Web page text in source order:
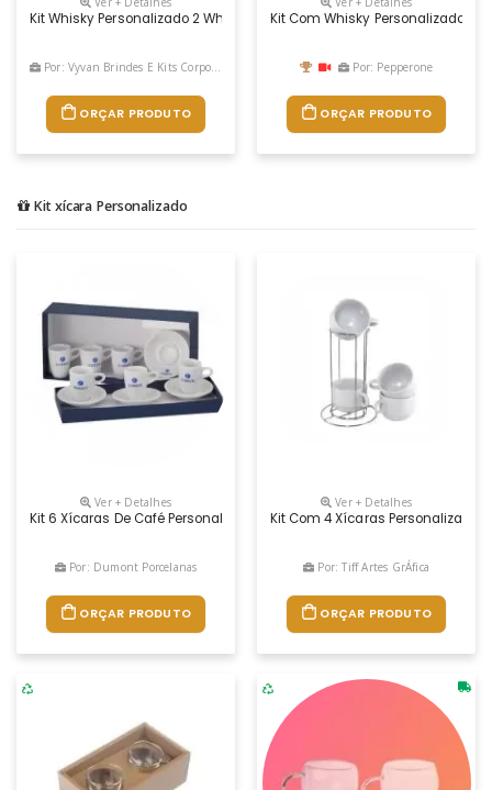
Kit Whisky Personalizado 2 Whiskey Jack Daniel´s 50 Ml 1 Coca Cola
Por: Vyvan Brindes E Kits Corporativos
ORÇAR PRODUTO
Kit Com Whisky Personalizado
Por: Pepperone
ORÇAR PRODUTO
Kit xícara Personalizado
Ver + Detalhes
Kit 6 Xícaras De Café Personalizada Com Caixa Forrada
Por: Dumont Porcelanas
ORÇAR PRODUTO
Ver + Detalhes
Kit Com 4 Xícaras
Por: Tiff Artes GrÁfica
ORÇAR PRODUTO